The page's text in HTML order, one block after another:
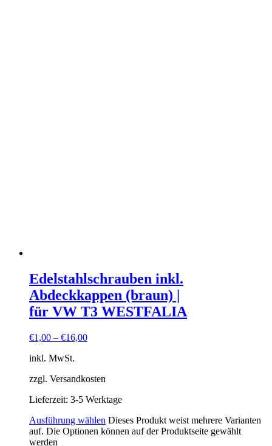
Edelstahlschrauben inkl.
Abdeckkappen (braun) |
für VW T3 WESTFALIA
€1,00 – €16,00
inkl. MwSt.
zzgl. Versandkosten
Lieferzeit: 3-5 Werktage
Ausführung wählen Dieses Produkt weist mehrere Varianten
auf. Die Optionen können auf der Produktseite gewählt
werden